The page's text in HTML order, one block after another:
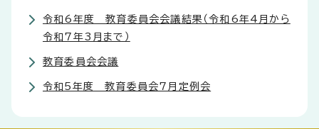
令和6年度 教育委員会会議結果（令和6年4月から
令和7年3月まで）
教育委員会会議
令和5年度 教育委員会7月定例会